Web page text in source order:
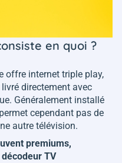
en quoi ?
offre internet triple play,
directement avec
Généralement installé
cependant pas de
autre télévision.
premiums,
TV